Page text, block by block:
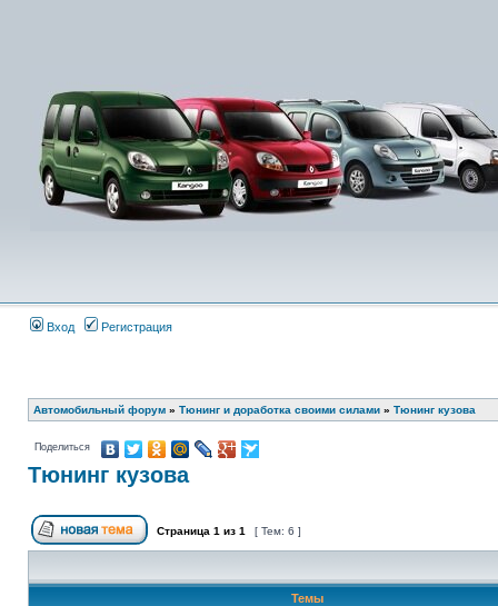
Вход Регистрация
Автомобильный форум » Тюнинг и доработка своими силами » Тюнинг кузова
Поделиться
Тюнинг кузова
Страница 1 из 1 [ Тем: 6 ]
Темы